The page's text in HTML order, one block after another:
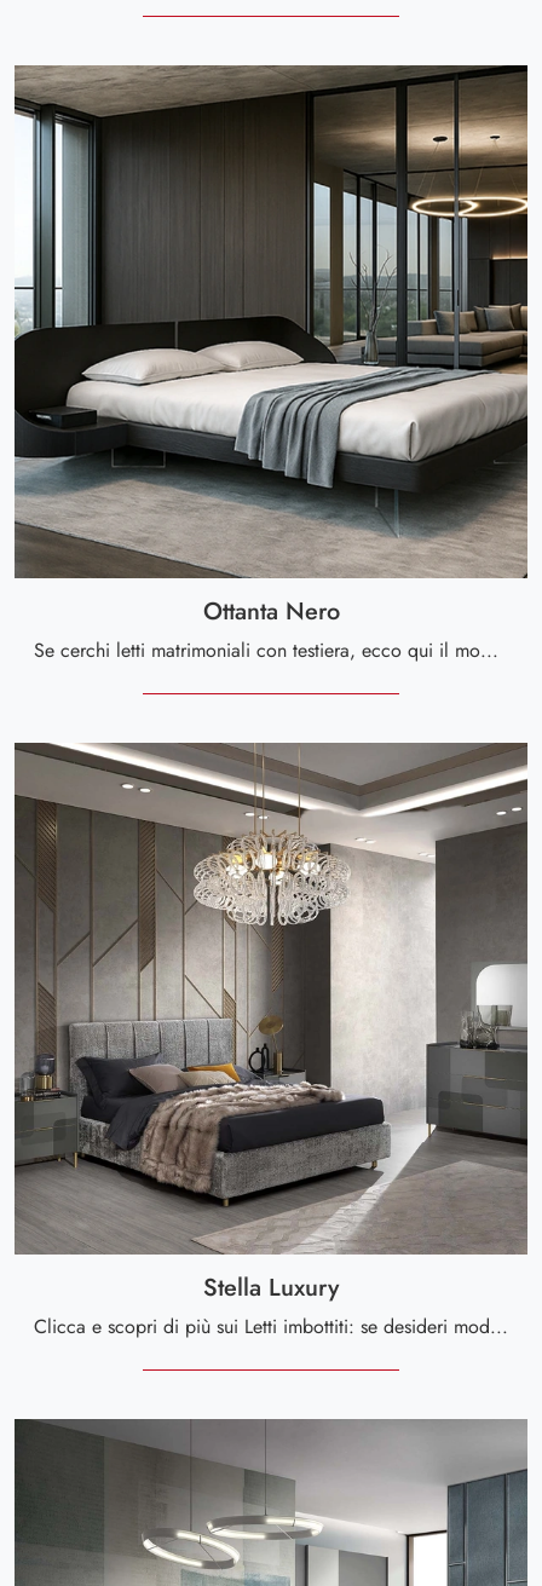
Ottanta Nero
Se cerchi letti matrimoniali con testiera, ecco qui il modello Ottanta Nero in laccato opaco per impreziosire la zona notte.
Stella Luxury
Clicca e scopri di più sui Letti imbottiti: se desideri modelli matrimoniali design, il modello Stella Luxury Mobil Piu fa al caso tuo.